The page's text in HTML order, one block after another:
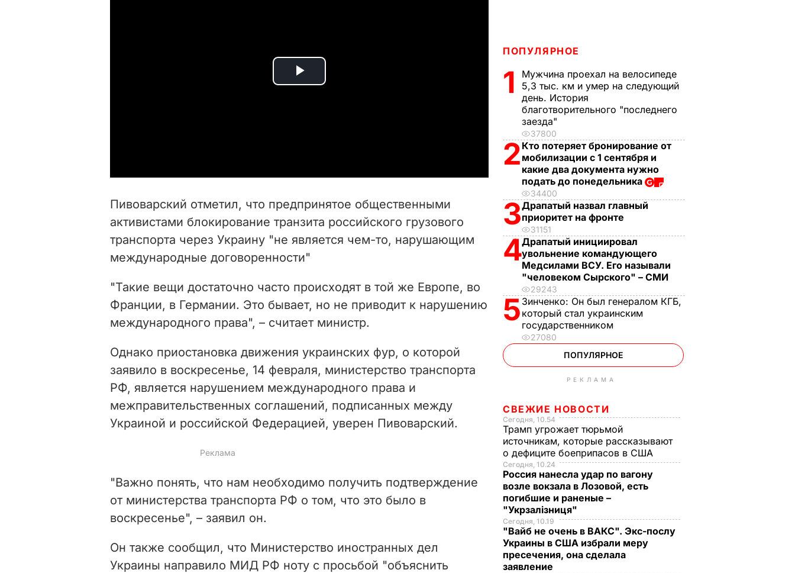
P
i
d
o
Пивоварский отметил, что предпринятое общественными
активистами блокирование транзита российского грузового
транспорта через Украину "не является чем-то, нарушающим
международные договоренности"
"Такие вещи достаточно часто происходят в той же Европе, во
Франции, в Германии. Это бывает, но не приводит к нарушению
международного права", – считает министр.
Однако приостановка движения украинских фур, о которой
заявило в воскресенье, 14 февраля, министерство транспорта
РФ, является нарушением международного права и
межправительственных соглашений, подписанных между
Украиной и российской Федерацией, уверен Пивоварский.
"Важно понять, что нам необходимо получить подтверждение
от министерства транспорта РФ о том, что это было в
воскресенье", – заявил он.
Он также сообщил, что Министерство иностранных дел
Украины направило МИД РФ ноту с просьбой "объяснить
ПОПУЛЯРНОЕ
1
Мужчина проехал на велосипеде
5,3 тыс. км и умер на следующий
день. История
благотворительного "последнего
заезда"
37800
2 Кто потеряет бронирование от
мобилизации с 1 сентября и
какие два документа нужно
подать до понедельника
34400
3Драпатый назвал главный
приоритет на фронте
31151
4Драпатый инициировал
увольнение командующего
Медсилами ВСУ. Его называли
"человеком Сырского" – СМИ
29243
5 Зинченко: Он был генералом КГБ,
который стал украинским
государственником
27080
ПОПУЛЯРНОЕ
РЕКЛАМА
СВЕЖИЕ НОВОСТИ
Сегодня, 10.54
Трамп угрожает тюрьмой
источникам, которые рассказывают
о дефиците боеприпасов в США
Сегодня, 10.24
Россия нанесла удар по вагону
возле вокзала в Лозовой, есть
погибшие и раненые –
"Укрзалізниця"
Сегодня, 10.19
"Вайб не очень в ВАКС". Экс-послу
Украины в США избрали меру
пресечения, она сделала
заявление